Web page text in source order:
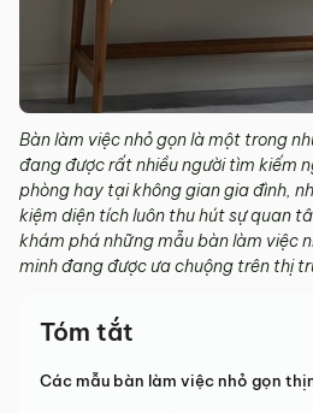
Bàn làm việc nhỏ gọn là một trong
đang được rất nhiều người tìm kiếm
phòng hay tại không gian gia đình,
kiệm diện tích luôn thu hút sự quan
khám phá những mẫu bàn làm việc
minh đang được ưa chuộng trên thị
Tóm tắt
Các mẫu bàn làm việc nhỏ gọn